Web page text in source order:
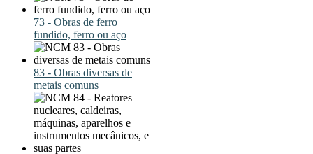
73 - Obras de ferro
fundido, ferro ou aço
83 - Obras diversas de
metais comuns